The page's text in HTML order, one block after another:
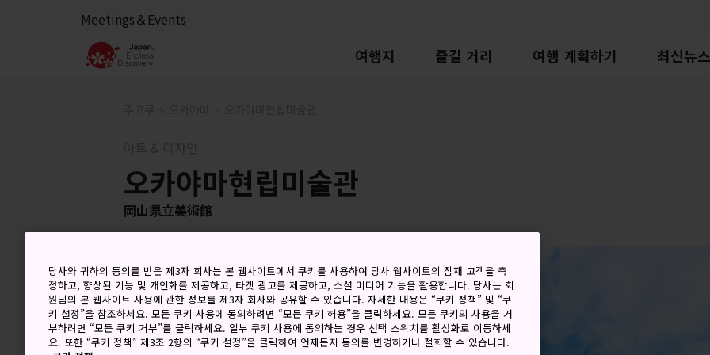
Meetings＆Events
여행지 즐길 거리 여행 계획하기 최신뉴스
오카야마현립미술관
岡山県立美術館
당사와 귀하의 동의를 받은 제3자 회사는 본 웹사이트에서 쿠키를 사용하여 당사 웹사이트의 잠재 고객을 측
정하고, 향상된 기능 및 개인화를 제공하고, 타겟 광고를 제공하고, 소셜 미디어 기능을 활용합니다. 당사는 회
원님의 본 웹사이트 사용에 관한 정보를 제3자 회사와 공유할 수 있습니다. 자세한 내용은 “쿠키 정책” 및 “쿠
키 설정”을 참조하세요. 모든 쿠키 사용에 동의하려면 “모든 쿠키 허용”을 클릭하세요. 모든 쿠키의 사용을 거
부하려면 “모든 쿠키 거부”를 클릭하세요. 일부 쿠키 사용에 동의하는 경우 선택 스위치를 활성화로 이동하세
요. 또한 “쿠키 정책” 제3조 2항의 “쿠키 설정”을 클릭하여 언제든지 동의를 변경하거나 철회할 수 있습니다.